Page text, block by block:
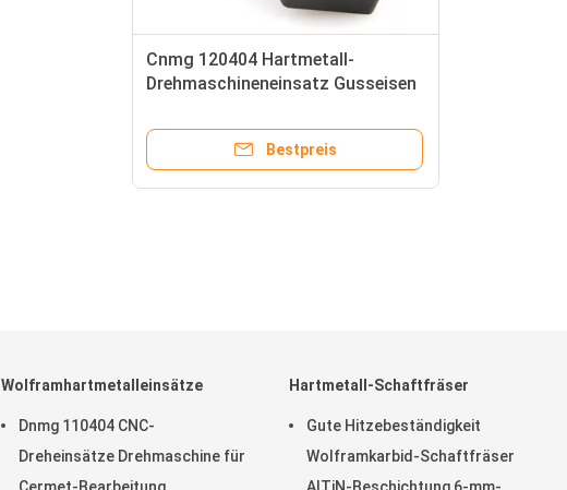
Cnmg 120404 Hartmetall-
Drehmaschineneinsatz Gusseisen
Bestpreis
Wolframhartmetalleinsätze
Dnmg 110404 CNC-
Dreheinsätze Drehmaschine für
Hartmetall-Schaftfräser
Gute Hitzebeständigkeit
Wolframkarbid-Schaftfräser